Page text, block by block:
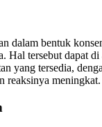
dalam bentuk
Hal tersebut dapat
yang tersedia,
reaksinya meningkat.